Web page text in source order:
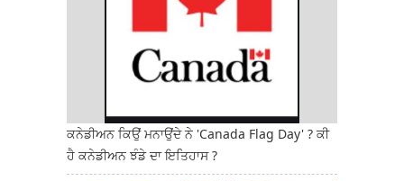
ਕਨੇਡੀਅਨ ਕਿਉਂ ਮਨਾਉਂਦੇ ਨੇ 'Canada Flag Day' ? ਕੀ
ਹੈ ਕਨੇਡੀਅਨ ਝੰਡੇ ਦਾ ਇਤਿਹਾਸ ?